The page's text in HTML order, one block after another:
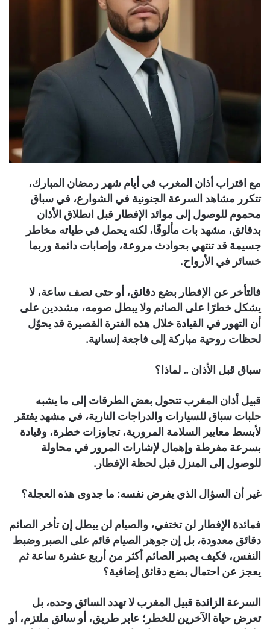
مع اقتراب أذان المغرب في أيام شهر رمضان المبارك،
تتكرر مشاهد السرعة الجنونية في الشوارع، في سباق
محموم للوصول إلى موائد الإفطار قبل انطلاق الأذان
بدقائق، مشهد بات مألوفًا، لكنه يحمل في طياته مخاطر
جسيمة قد تنتهي بحوادث مروعة، وإصابات دائمة وربما
خسائر في الأرواح.
فالتأخر عن الإفطار بضع دقائق، أو حتى نصف ساعة، لا
يشكل خطرًا على الصائم ولا يبطل صومه، مشددين على
أن التهور في القيادة خلال هذه الفترة القصيرة قد يحوّل
لحظات روحية مباركة إلى فاجعة إنسانية.
سباق قبل الأذان .. لماذا؟
قبيل أذان المغرب تتحول بعض الطرقات إلى ما يشبه
حلبات سباق للسيارات والدراجات النارية، في مشهد يفتقر
لأبسط معايير السلامة المرورية، تجاوزات خطرة، وقيادة
بسرعة مفرطة وإهمال لإشارات المرور في محاولة
للوصول إلى المنزل قبل لحظة الإفطار.
غير أن السؤال الذي يفرض نفسه: ما جدوى هذه العجلة؟
فمائدة الإفطار لن تختفي، والصيام لن يبطل إن تأخر الصائم
دقائق معدودة، بل إن جوهر الصيام قائم على الصبر وضبط
النفس، فكيف يصبر الصائم أكثر من أربع عشرة ساعة ثم
يعجز عن احتمال بضع دقائق إضافية؟
السرعة الزائدة قبيل المغرب لا تهدد السائق وحده، بل
تعرض حياة الآخرين للخطر؛ عابر طريق، أو سائق ملتزم، أو